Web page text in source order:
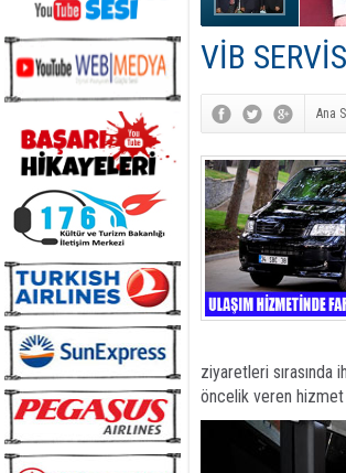
VİB
Ana
ziyaretleri
öncelik veren hizmet